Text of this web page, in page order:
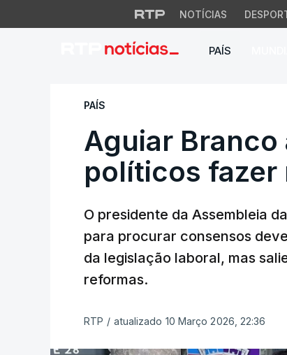
NOTÍCIAS
PAÍS
Aguiar Branco
PAÍS
Aguiar Branco
políticos fazer
O presidente da Assembleia
para procurar consensos
da legislação laboral, mas
reformas.
RTP / atualizado 10 Março 2026, 22:36